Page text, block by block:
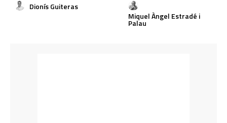
Dionís Guiteras
Miquel Àngel Estradé i
Palau